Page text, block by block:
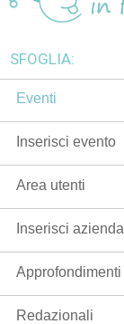
SFOGLIA:
Eventi
Inserisci evento
Area utenti
Inserisci azienda
Approfondimenti
Redazionali